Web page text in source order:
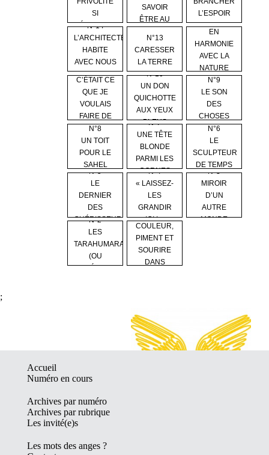
SI
NÉCESSAIRE
SAVOIR
ÊTRE AU
L’ESPOIR
N°14
L’ARCHITECTE
HABITE
AVEC NOUS
!
N°13
CARESSER
LA TERRE
EN
HARMONIE
AVEC LA
NATURE
SAUVAGE
C’ÉTAIT CE
QUE JE
VOULAIS
FAIRE DE
MA...
N°10
UN DON
QUICHOTTE
AUX YEUX
BLEUS
N°9
LE SON
DES
CHOSES
N°8
UN TOIT
POUR LE
SAHEL
N°7
UNE TÊTE
BLONDE
PARMI LES
CORNES
N°6
LE
SCULPTEUR
DE TEMPS
N°5
LE
DERNIER
DES
GUÉRISSEURS
N°4
« LAISSEZ-
LES
GRANDIR
ICI ! »
N°3
MIROIR
D’UN
AUTRE
MONDE
N°2
LES
TARAHUMARA
(OU
RARÁMURI)
COULEUR,
PIMENT ET
SOURIRE
DANS
;
Accueil
Numéro en cours
Archives par numéro
Archives par rubrique
Les invité(e)s
Les mots des anges ?